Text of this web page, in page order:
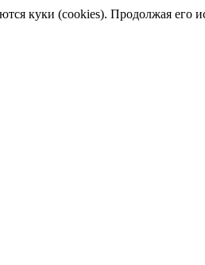
куки (cookies). Продолжая его